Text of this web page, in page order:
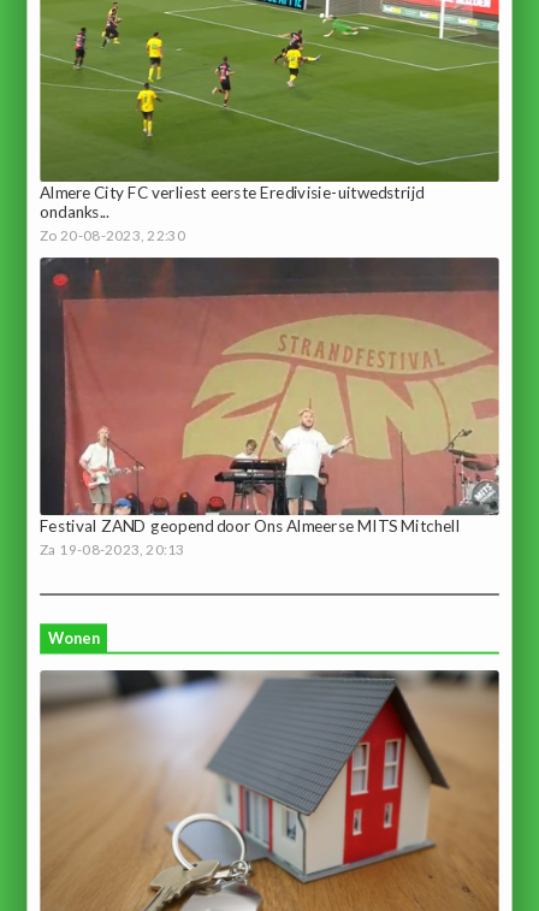
Almere City FC verliest eerste Eredivisie-uitwedstrijd
ondanks...
Zo 20-08-2023, 22:30
Festival ZAND geopend door Ons Almeerse MITS Mitchell
Za 19-08-2023, 20:13
Wonen